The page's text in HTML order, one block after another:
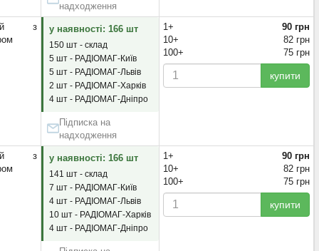
надходження
з
у наявності: 166 шт
150 шт - склад
5 шт - РАДІОМАГ-Київ
5 шт - РАДІОМАГ-Львів
2 шт - РАДІОМАГ-Харків
4 шт - РАДІОМАГ-Дніпро
Підписка на
надходження
1+
90 грн
10+
82 грн
100+
75 грн
купити
з
у наявності: 166 шт
141 шт - склад
7 шт - РАДІОМАГ-Київ
4 шт - РАДІОМАГ-Львів
10 шт - РАДІОМАГ-Харків
4 шт - РАДІОМАГ-Дніпро
1+
90 грн
10+
82 грн
100+
75 грн
купити